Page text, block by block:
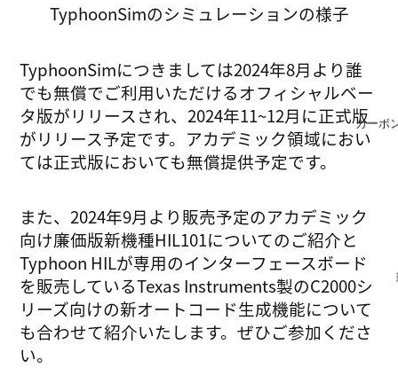
カーボ
TyphoonSimのシミュレーションの様子
TyphoonSimにつきましては2024年8月より誰
でも無償でご利用いただけるオフィシャルベー
タ版がリリースされ、2024年11~12月に正式版
がリリース予定です。アカデミック領域におい
ては正式版においても無償提供予定です。
また、2024年9月より販売予定のアカデミック
向け廉価版新機種HIL101についてのご紹介と
Typhoon HILが専用のインターフェースボード
を販売しているTexas Instruments製のC2000シ
リーズ向けの新オートコード生成機能について
も合わせて紹介いたします。ぜひご参加くださ
い。